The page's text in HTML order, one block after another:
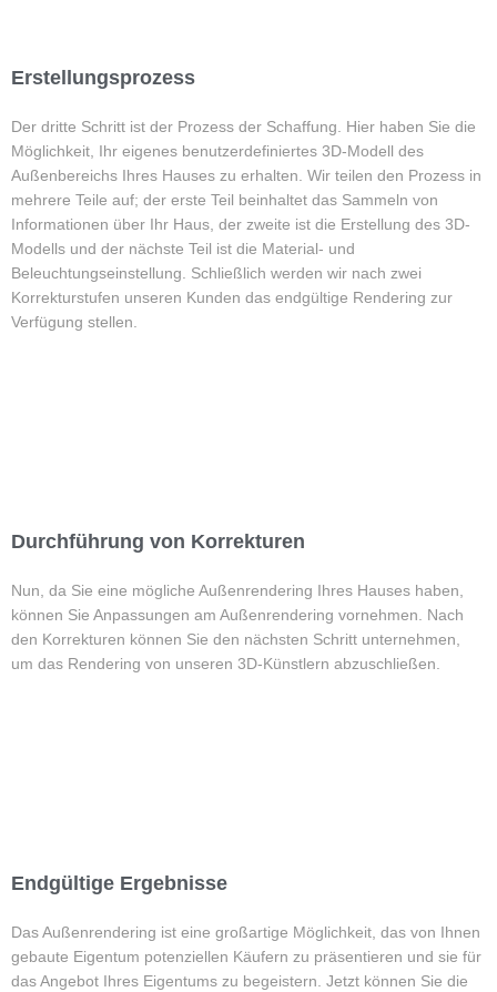
Erstellungsprozess
Der dritte Schritt ist der Prozess der Schaffung. Hier haben Sie die
Möglichkeit, Ihr eigenes benutzerdefiniertes 3D-Modell des
Außenbereichs Ihres Hauses zu erhalten. Wir teilen den Prozess in
mehrere Teile auf; der erste Teil beinhaltet das Sammeln von
Informationen über Ihr Haus, der zweite ist die Erstellung des 3D-
Modells und der nächste Teil ist die Material- und
Beleuchtungseinstellung. Schließlich werden wir nach zwei
Korrekturstufen unseren Kunden das endgültige Rendering zur
Verfügung stellen.
Durchführung von Korrekturen
Nun, da Sie eine mögliche Außenrendering Ihres Hauses haben,
können Sie Anpassungen am Außenrendering vornehmen. Nach
den Korrekturen können Sie den nächsten Schritt unternehmen,
um das Rendering von unseren 3D-Künstlern abzuschließen.
Endgültige Ergebnisse
Das Außenrendering ist eine großartige Möglichkeit, das von Ihnen
gebaute Eigentum potenziellen Käufern zu präsentieren und sie für
das Angebot Ihres Eigentums zu begeistern. Jetzt können Sie die